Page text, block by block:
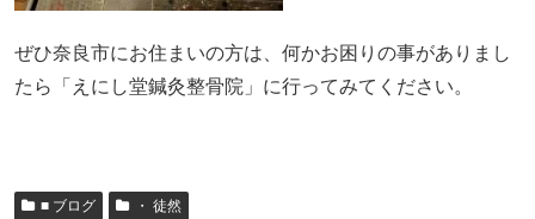
ぜひ奈良市にお住まいの方は、何かお困りの事がありまし
たら「えにし堂鍼灸整骨院」に行ってみてください。
■ ブログ ・ 徒然